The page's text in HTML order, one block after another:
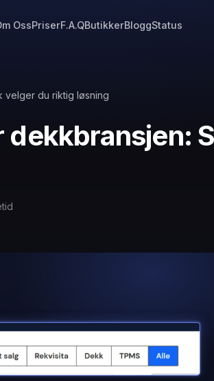
OssPriserF.A.QButikkerBloggStatus
velger du riktig løsning